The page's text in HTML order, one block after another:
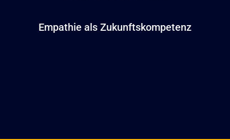
Empathie als Zukunftskompetenz